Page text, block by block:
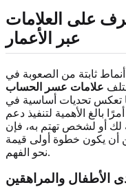
على العلامات
عبر الأعمار
ثابتة من الصعوبة في
علامات عسر الحساب
تعكس تحديات أساسية في
بالغ الأهمية لتنفيذ دعم
لك أو لشخص تهتم به، فإن
أن يكون خطوة أولى قيمة
نحو الفهم.
والمراهقين